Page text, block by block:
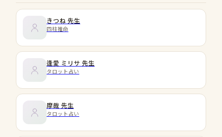
きつね 先生
四柱推命
逢愛 ミリサ 先生
タロット占い
摩哉 先生
タロット占い